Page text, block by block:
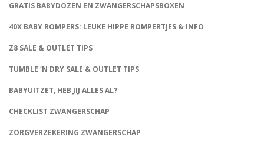
GRATIS BABYDOZEN EN ZWANGERSCHAPSBOXEN
40X BABY ROMPERS: LEUKE HIPPE ROMPERTJES & INFO
Z8 SALE & OUTLET TIPS
TUMBLE ‘N DRY SALE & OUTLET TIPS
BABYUITZET, HEB JIJ ALLES AL?
CHECKLIST ZWANGERSCHAP
ZORGVERZEKERING ZWANGERSCHAP